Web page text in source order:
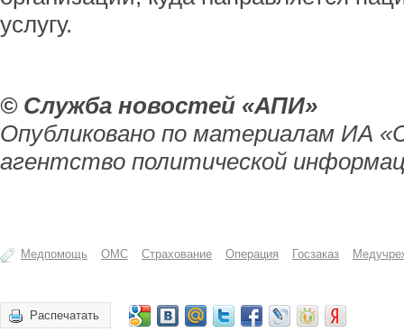
услугу.
© Служба новостей «АПИ»
Опубликовано по материалам ИА
агентство политической
Медпомощь ОМС Страхование Операция Госзаказ
Распечатать